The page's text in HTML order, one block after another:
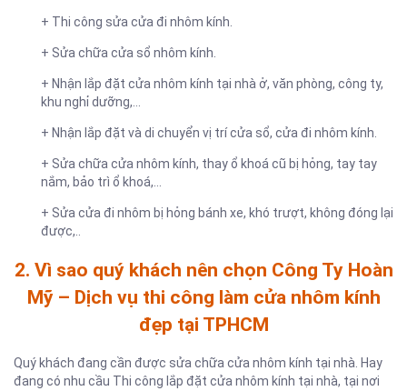
+ Thi công sửa cửa đi nhôm kính.
+ Sửa chữa cửa sổ nhôm kính.
+ Nhận lắp đặt cửa nhôm kính tại nhà ở, văn phòng, công ty,
khu nghỉ dưỡng,…
+ Nhận lắp đặt và di chuyển vị trí cửa sổ, cửa đi nhôm kính.
+ Sửa chữa cửa nhôm kính, thay ổ khoá cũ bị hỏng, tay tay
nắm, bảo trì ổ khoá,…
+ Sửa cửa đi nhôm bị hỏng bánh xe, khó trượt, không đóng lại
được,..
2. Vì sao quý khách nên chọn Công Ty Hoàn
Mỹ – Dịch vụ thi công làm cửa nhôm kính
đẹp tại TPHCM
Quý khách đang cần được sửa chữa cửa nhôm kính tại nhà. Hay
đang có nhu cầu Thi công lắp đặt cửa nhôm kính tại nhà, tại nơi